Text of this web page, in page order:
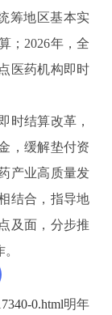
筹地区基本实
；2026年，全
医药机构即时
结算改革，
，缓解垫付资
产业高质量发
结合，指导地
及面，分步推
）
0.html明年